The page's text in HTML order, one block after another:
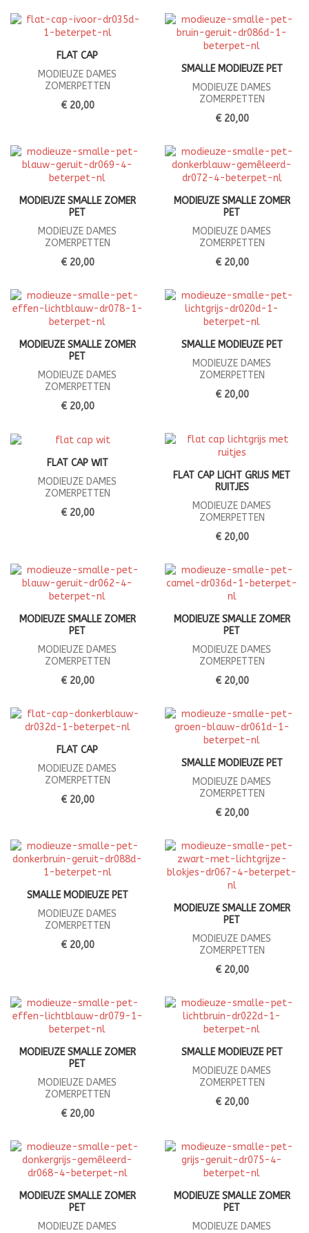
FLAT CAP
MODIEUZE DAMES
ZOMERPETTEN
€ 20,00
SMALLE MODIEUZE PET
MODIEUZE DAMES
ZOMERPETTEN
€ 20,00
MODIEUZE SMALLE ZOMER
PET
MODIEUZE DAMES
ZOMERPETTEN
€ 20,00
MODIEUZE SMALLE ZOMER
PET
MODIEUZE DAMES
ZOMERPETTEN
€ 20,00
MODIEUZE SMALLE ZOMER
PET
MODIEUZE DAMES
ZOMERPETTEN
€ 20,00
SMALLE MODIEUZE PET
MODIEUZE DAMES
ZOMERPETTEN
€ 20,00
FLAT CAP WIT
MODIEUZE DAMES
ZOMERPETTEN
€ 20,00
FLAT CAP LICHT GRIJS MET
RUITJES
MODIEUZE DAMES
ZOMERPETTEN
€ 20,00
MODIEUZE SMALLE ZOMER
PET
MODIEUZE DAMES
ZOMERPETTEN
€ 20,00
MODIEUZE SMALLE ZOMER
PET
MODIEUZE DAMES
ZOMERPETTEN
€ 20,00
FLAT CAP
MODIEUZE DAMES
ZOMERPETTEN
€ 20,00
SMALLE MODIEUZE PET
MODIEUZE DAMES
ZOMERPETTEN
€ 20,00
SMALLE MODIEUZE PET
MODIEUZE DAMES
ZOMERPETTEN
€ 20,00
MODIEUZE SMALLE ZOMER
PET
MODIEUZE DAMES
ZOMERPETTEN
€ 20,00
MODIEUZE SMALLE ZOMER
PET
MODIEUZE DAMES
ZOMERPETTEN
€ 20,00
SMALLE MODIEUZE PET
MODIEUZE DAMES
ZOMERPETTEN
€ 20,00
MODIEUZE SMALLE ZOMER
PET
MODIEUZE DAMES
MODIEUZE SMALLE ZOMER
PET
MODIEUZE DAMES